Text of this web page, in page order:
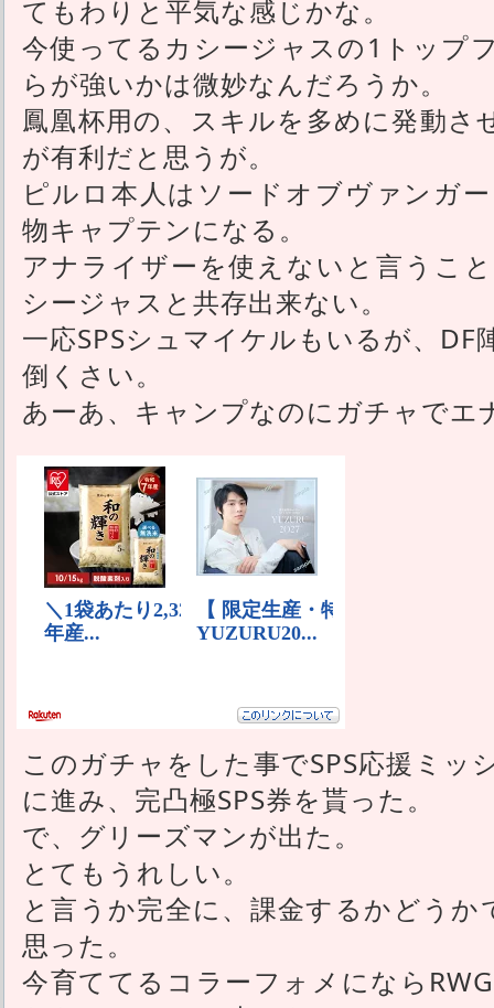
てもわりと平気な感じかな。
今使ってるカシージャスの1トップ
らが強いかは微妙なんだろうか。
鳳凰杯用の、スキルを多めに発動さ
が有利だと思うが。
ピルロ本人はソードオブヴァンガ
物キャプテンになる。
アナライザーを使えないと言うこ
シージャスと共存出来ない。
一応SPSシュマイケルもいるが、
倒くさい。
あーあ、キャンプなのにガチャでエ
このガチャをした事でSPS応援ミッ
に進み、完凸極SPS券を貰った。
で、グリーズマンが出た。
とてもうれしい。
と言うか完全に、課金するかどうか
思った。
今育ててるコラーフォメになら